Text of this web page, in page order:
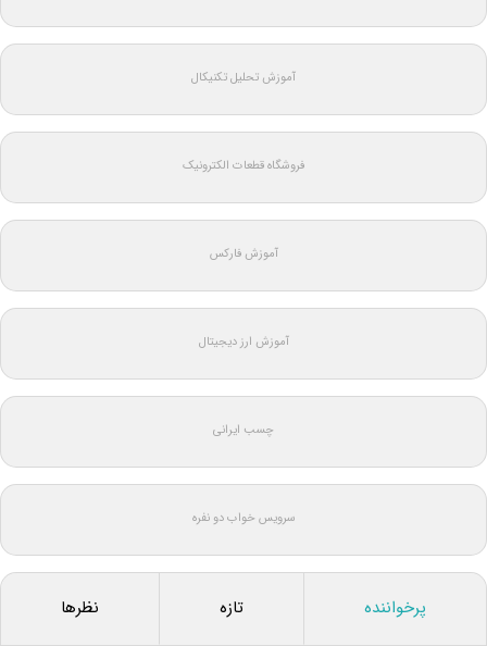
آموزش تحلیل تکنیکال
فروشگاه قطعات الکترونیک
آموزش فارکس
آموزش ارز دیجیتال
چسب ایرانی
سرویس خواب دو نفره
پرخواننده تازه نظرها